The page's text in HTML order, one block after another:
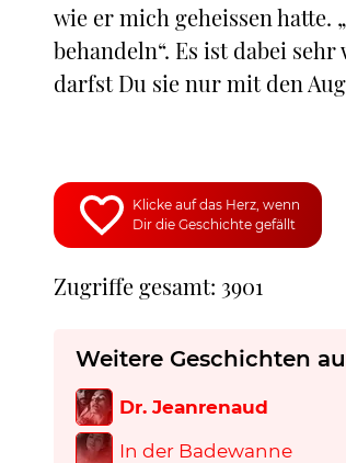
wie er mich geheissen hatte.
behandeln“. Es ist dabei
darfst Du sie nur mit den
Klicke auf das Herz, wenn
Dir die Geschichte gefällt
Zugriffe gesamt: 3901
Weitere Geschichten
Dr. Jeanrenaud
In der Badewanne